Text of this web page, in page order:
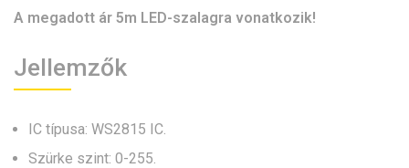
A megadott ár 5m LED-szalagra vonatkozik!
Jellemzők
IC típusa: WS2815 IC.
Szürke szint: 0-255.